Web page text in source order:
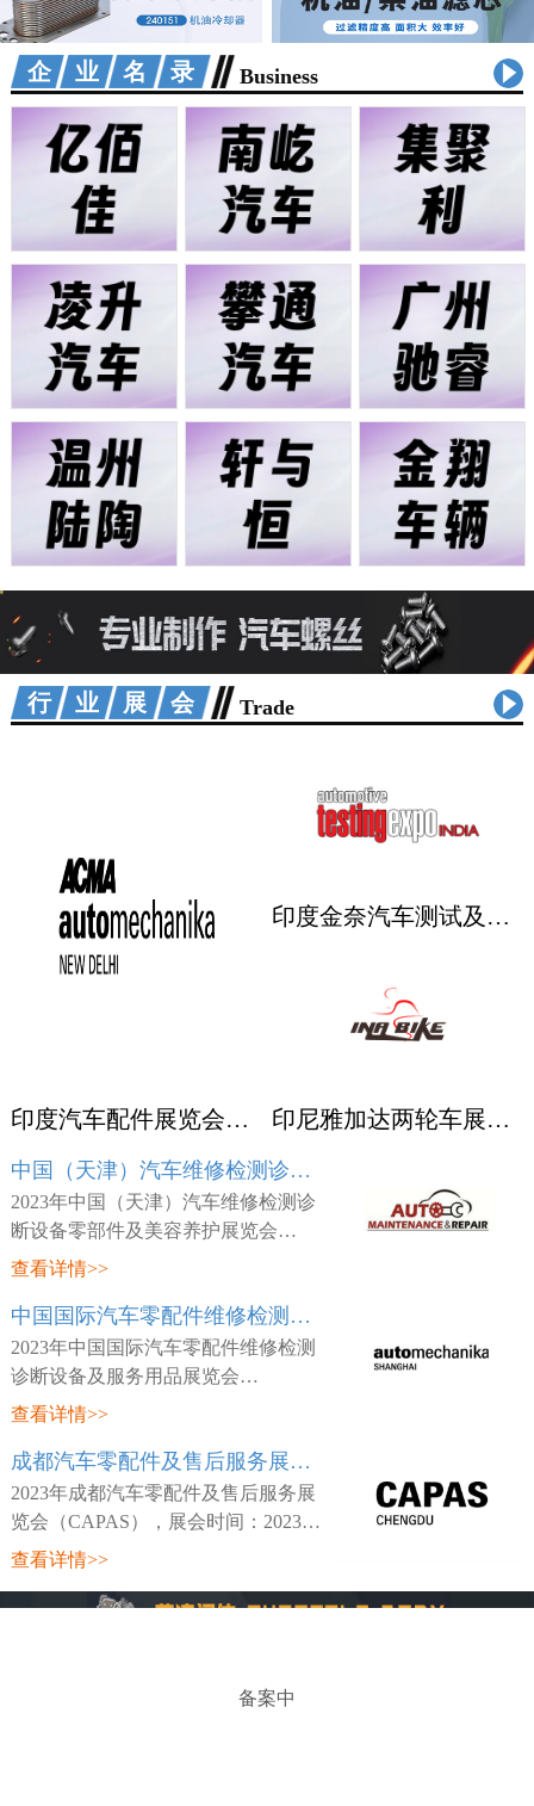
企业名录 Business
行业展会 Trade
印度汽车配件展览会ACMA
印度金奈汽车测试及质量监控展览会 Automotive Testing Expo
印尼雅加达两轮车展览会 INABIKE
中国（天津）汽车维修检测诊断设备零部件及美容养护展览会 AMR
2023年中国（天津）汽车维修检测诊
断设备零部件及美容养护展览会
（AMR），展会时间：2023年03月23
咸水沽镇国展大道888号-国家会展中
心(天津)，主
查看详情>>
中国国际汽车零配件维修检测诊断设备及服务用品展览会 Automechanika Shanghai
2023年中国国际汽车零配件维修检测
诊断设备及服务用品展览会
（Automechanika Shanghai），展会时
地点：中国-深圳-宝安区福海街道展城
路1号-深圳国际会
查看详情>>
成都汽车零配件及售后服务展览会 CAPAS
2023年成都汽车零配件及售后服务展
览会（CAPAS），展会时间：2023年
05月18日~05月20日，展会地点：中
纪城新国际会展中心，主办方：Messe
查看详情>>
备案中